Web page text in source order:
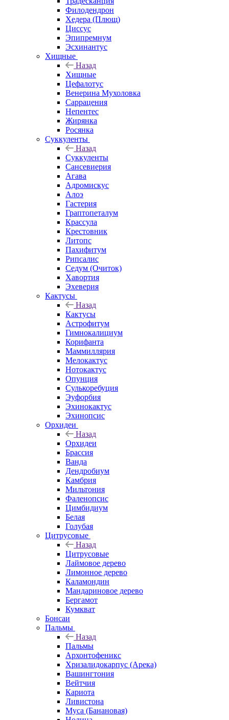
Филодендрон
Хедера (Плющ)
Циссус
Эпипремнум
Эсхинантус
Хищные
Назад
Хищные
Цефалотус
Венерина Мухоловка
Саррацения
Непентес
Жирянка
Росянка
Суккуленты
Назад
Суккуленты
Сансевиерия
Агава
Адромискус
Алоэ
Гастерия
Граптопеталум
Крассула
Крестовник
Литопс
Пахифитум
Рипсалис
Седум (Очиток)
Хавортия
Эхеверия
Кактусы
Назад
Кактусы
Астрофитум
Гимнокалициум
Корифанта
Маммиллярия
Мелокактус
Нотокактус
Опунция
Сулькоребуция
Эуфорбия
Эхинокактус
Эхинопсис
Орхидеи
Назад
Орхидеи
Брассия
Ванда
Дендробиум
Камбрия
Мильтония
Фаленопсис
Цимбидиум
Белая
Голубая
Цитрусовые
Назад
Цитрусовые
Лаймовое дерево
Лимонное дерево
Каламондин
Мандариновое дерево
Бергамот
Кумкват
Бонсаи
Пальмы
Назад
Пальмы
Архонтофеникс
Хризалидокарпус (Арека)
Вашингтония
Вейтчия
Кариота
Ливистона
Муса (Банановая)